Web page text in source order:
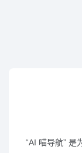
“AI 喵导航” 是